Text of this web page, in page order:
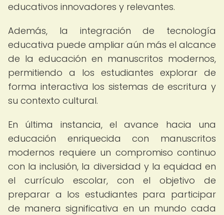
educativos innovadores y relevantes.
Además, la integración de tecnología
educativa puede ampliar aún más el alcance
de la educación en manuscritos modernos,
permitiendo a los estudiantes explorar de
forma interactiva los sistemas de escritura y
su contexto cultural.
En última instancia, el avance hacia una
educación enriquecida con manuscritos
modernos requiere un compromiso continuo
con la inclusión, la diversidad y la equidad en
el currículo escolar, con el objetivo de
preparar a los estudiantes para participar
de manera significativa en un mundo cada